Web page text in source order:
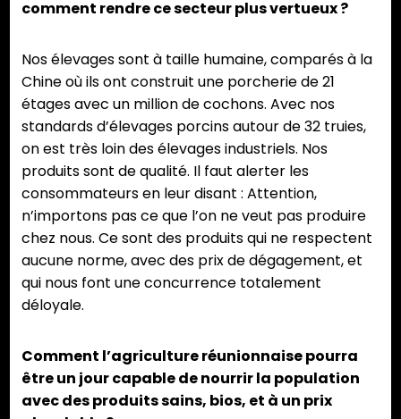
comment rendre ce secteur plus vertueux ?
Nos élevages sont à taille humaine, comparés à la
Chine où ils ont construit une porcherie de 21
étages avec un million de cochons. Avec nos
standards d’élevages porcins autour de 32 truies,
on est très loin des élevages industriels. Nos
produits sont de qualité. Il faut alerter les
consommateurs en leur disant : Attention,
n’importons pas ce que l’on ne veut pas produire
chez nous. Ce sont des produits qui ne respectent
aucune norme, avec des prix de dégagement, et
qui nous font une concurrence totalement
déloyale.
Comment l’agriculture réunionnaise pourra
être un jour capable de nourrir la population
avec des produits sains, bios, et à un prix